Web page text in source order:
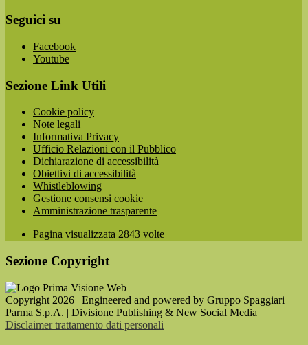
Seguici su
Facebook
Youtube
Sezione Link Utili
Cookie policy
Note legali
Informativa Privacy
Ufficio Relazioni con il Pubblico
Dichiarazione di accessibilità
Obiettivi di accessibilità
Whistleblowing
Gestione consensi cookie
Amministrazione trasparente
Pagina visualizzata 2843 volte
Sezione Copyright
Copyright 2026 | Engineered and powered by Gruppo Spaggiari
Parma S.p.A. | Divisione Publishing & New Social Media
Disclaimer trattamento dati personali